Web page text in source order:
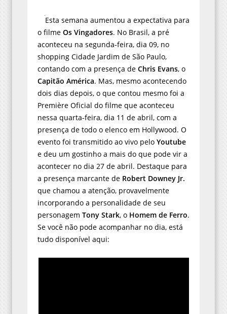
Esta semana aumentou a expectativa para
o filme Os Vingadores. No Brasil, a pré
aconteceu na segunda-feira, dia 09, no
shopping Cidade Jardim de São Paulo,
contando com a presença de Chris Evans, o
Capitão América. Mas, mesmo acontecendo
dois dias depois, o que contou mesmo foi a
Première Oficial do filme que aconteceu
nessa quarta-feira, dia 11 de abril, com a
presença de todo o elenco em Hollywood. O
evento foi transmitido ao vivo pelo Youtube
e deu um gostinho a mais do que pode vir a
acontecer no dia 27 de abril. Destaque para
a presença marcante de Robert Downey Jr.
que chamou a atenção, provavelmente
incorporando a personalidade de seu
personagem Tony Stark, o Homem de Ferro.
Se você não pode acompanhar no dia, está
tudo disponível aqui: